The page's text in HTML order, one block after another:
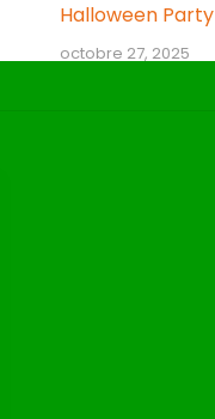
Halloween
octobre 27, 2025